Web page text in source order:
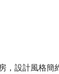
，設計風格簡